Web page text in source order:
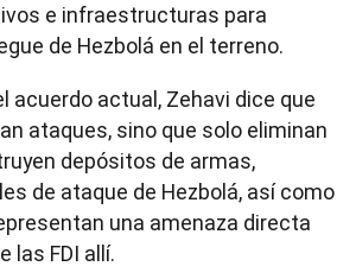
e infraestructuras para
de Hezbolá en el terreno.
acuerdo actual, Zehavi dice que
ataques, sino que solo eliminan
depósitos de armas,
de ataque de Hezbolá, así como
una amenaza directa
las FDI allí.